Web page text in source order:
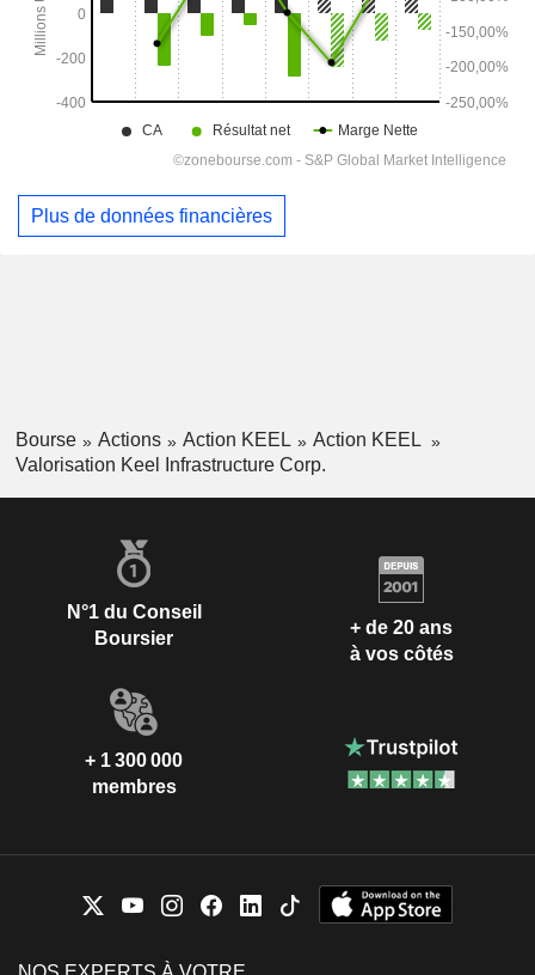
Plus de données financières
Bourse Actions Action KEEL
Action KEEL
Valorisation Keel Infrastructure Corp.
N°1 du Conseil
Boursier
+ de 20 ans
à vos côtés
+ 1 300 000
membres